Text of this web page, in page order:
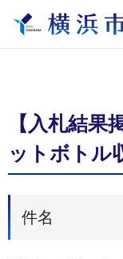
【入札結果
ットボトル
件名